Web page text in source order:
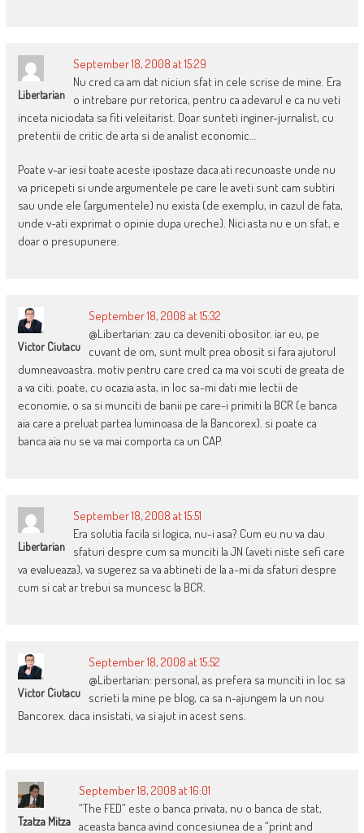
Libertarian
September 18, 2008 at 15:29
Nu cred ca am dat niciun sfat in cele scrise de mine. Era
o intrebare pur retorica, pentru ca adevarul e ca nu veti
inceta niciodata sa fiti veleitarist. Doar sunteti inginer-jurnalist, cu
pretentii de critic de arta si de analist economic…
Poate v-ar iesi toate aceste ipostaze daca ati recunoaste unde nu
va pricepeti si unde argumentele pe care le aveti sunt cam subtiri
sau unde ele (argumentele) nu exista (de exemplu, in cazul de fata,
unde v-ati exprimat o opinie dupa ureche). Nici asta nu e un sfat, e
doar o presupunere.
Victor Ciutacu
September 18, 2008 at 15:32
@Libertarian: zau ca deveniti obositor. iar eu, pe
cuvant de om, sunt mult prea obosit si fara ajutorul
dumneavoastra. motiv pentru care cred ca ma voi scuti de greata de
a va citi. poate, cu ocazia asta, in loc sa-mi dati mie lectii de
economie, o sa si munciti de banii pe care-i primiti la BCR (e banca
aia care a preluat partea luminoasa de la Bancorex). si poate ca
banca aia nu se va mai comporta ca un CAP.
Libertarian
September 18, 2008 at 15:51
Era solutia facila si logica, nu-i asa? Cum eu nu va dau
sfaturi despre cum sa munciti la JN (aveti niste sefi care
va evalueaza), va sugerez sa va abtineti de la a-mi da sfaturi despre
cum si cat ar trebui sa muncesc la BCR.
Victor Ciutacu
September 18, 2008 at 15:52
@Libertarian: personal, as prefera sa munciti in loc sa
scrieti la mine pe blog, ca sa n-ajungem la un nou
Bancorex. daca insistati, va si ajut in acest sens.
Tzatza Mitza
September 18, 2008 at 16:01
“The FED” este o banca privata, nu o banca de stat,
aceasta banca avind concesiunea de a “print and